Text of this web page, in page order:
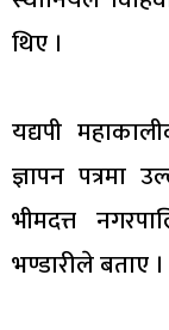
थिए ।
यद्यपी
ज्ञापन
भीमदत्त
भण्डारीले बताए ।